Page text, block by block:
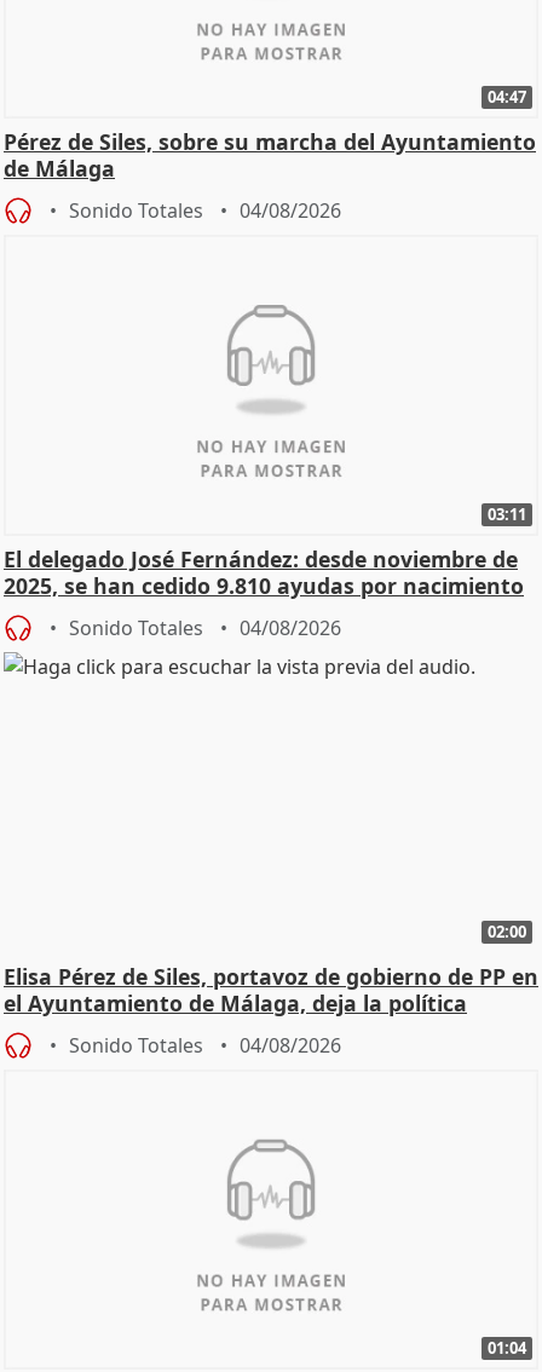
04:47
Pérez de Siles, sobre su marcha del Ayuntamiento
de Málaga
Sonido Totales 04/08/2026
03:11
El delegado José Fernández: desde noviembre de
2025, se han cedido 9.810 ayudas por nacimiento
Sonido Totales 04/08/2026
02:00
Elisa Pérez de Siles, portavoz de gobierno de PP en
el Ayuntamiento de Málaga, deja la política
Sonido Totales 04/08/2026
01:04